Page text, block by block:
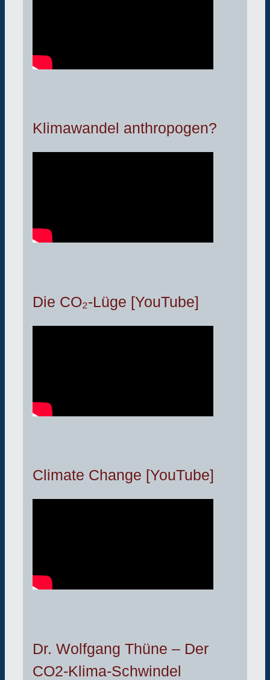
Klimawandel anthropogen?
Die CO₂-Lüge [YouTube]
Climate Change [YouTube]
Dr. Wolfgang Thüne – Der
CO2-Klima-Schwindel